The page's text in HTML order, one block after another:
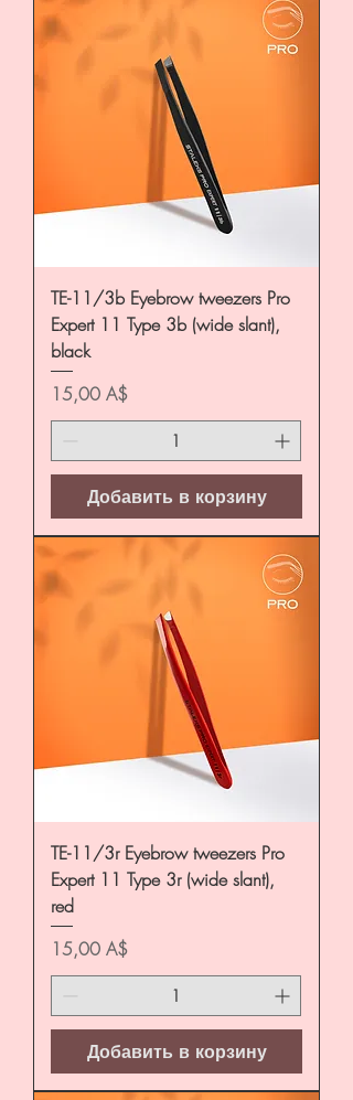
TE-11/3b Eyebrow tweezers Pro
Expert 11 Type 3b (wide slant),
black
Цена
15,00 A$
Добавить в корзину
TE-11/3r Eyebrow tweezers Pro
Expert 11 Type 3r (wide slant),
red
Цена
15,00 A$
Добавить в корзину